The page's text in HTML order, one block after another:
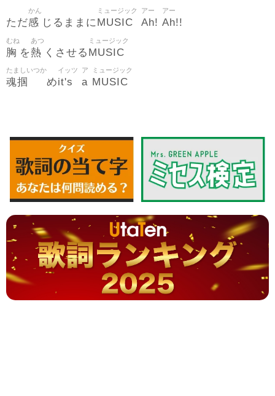
ただ感
かん
じるままに MUSIC
ミュージック
Ah
アー
! Ah
アー
!!
胸
むね
を熱
あつ
くさせる MUSIC
ミュージック
魂掴
たましいつか
めit's
イッツ
a
ア
MUSIC
ミュージック